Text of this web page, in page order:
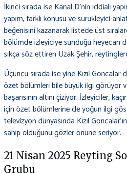
İkinci sırada ise Kanal D’nin iddialı
yapım, farklı konusu ve sürükleyici
beğenisini kazanarak listede üst
bölümde izleyiciye sunduğu heyecan
sıkça söz ettiren Uzak Şehir,
Üçüncü sırada ise yine Kızıl Goncalar
özet bölümleri bile büyük ilgi görüyor
başarısının altını çiziyor. İzleyiciler,
için özet bölümlerine de yoğun ilgi
televizyon dünyasında Kızıl
sahip olduğunu gözler önüne seriyor.
21 Nisan 2025 Reyting
Grubu